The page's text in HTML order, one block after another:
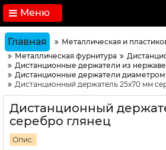
Меню
Главная
Металлическая и
Металлическая фурнитура
Дистанционные держатели из
Дистанционные держатели
Дистанционный держатель 25х70 мм
Дистанционный
серебро глянец
Опис: